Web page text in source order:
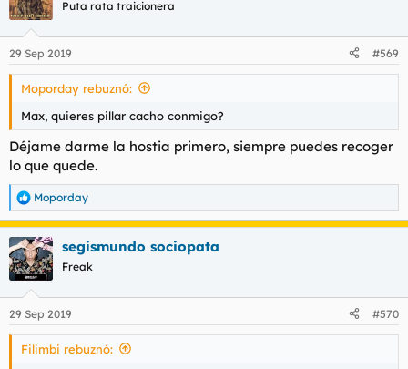
Puta rata traicionera
29 Sep 2019 #569
Moporday rebuznó:
Max, quieres pillar cacho conmigo?
Déjame darme la hostia primero, siempre puedes recoger
lo que quede.
R
e
a
c
c
i
e
s
Moporday
segismundo sociopata
Freak
29 Sep 2019 #570
Filimbi rebuznó: